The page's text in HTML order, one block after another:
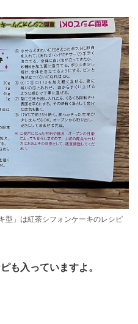
型」は紅茶シフォンケーキのレシピ
も入っていますよ。